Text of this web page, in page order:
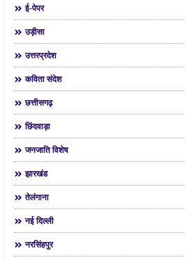
ई-पेपर
उड़ीसा
उत्तरप्रदेश
कविता संदेश
छत्तीसगढ़
छिंदवाड़ा
जनजाति विशेष
झारखंड
तेलंगाना
नई दिल्ली
नरसिंहपुर